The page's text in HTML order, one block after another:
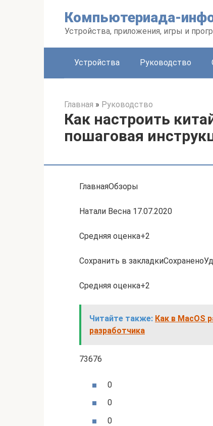
Компьютериада-
Устройства, приложения, игры и
Устройства Руководство
Главная » Руководство
Как настроить
пошаговая
ГлавнаяОбзоры
Натали Весна 17.07.2020
Средняя оценка+2
Сохранить в
Средняя оценка+2
Читайте также: Как в MacOS
разработчика
73676
0
0
0